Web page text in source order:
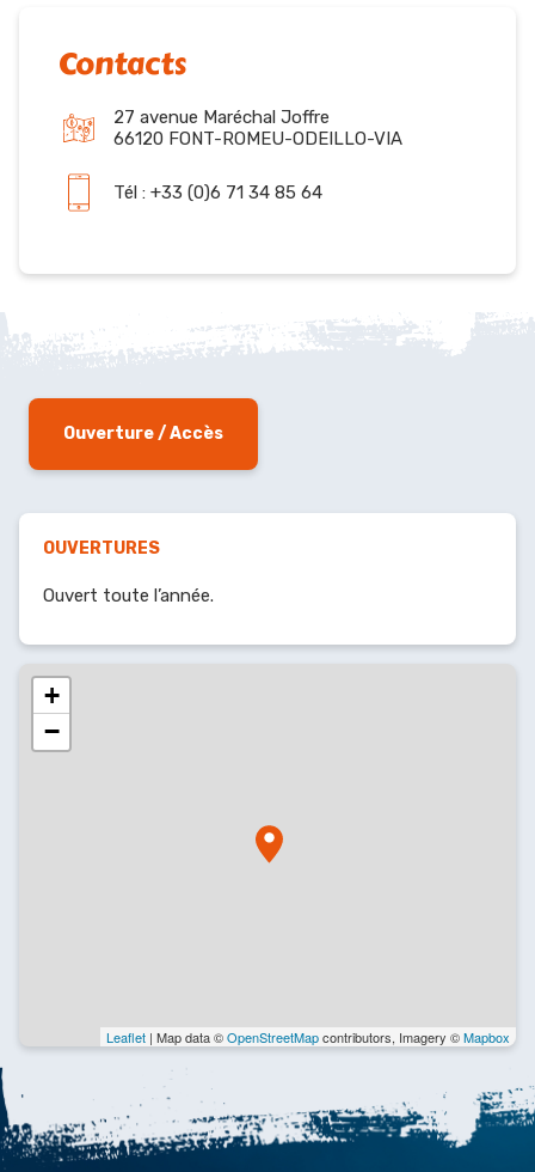
Contacts
27 avenue Maréchal Joffre
66120 FONT-ROMEU-ODEILLO-VIA
Tél : +33 (0)6 71 34 85 64
Ouverture / Accès
OUVERTURES
Ouvert toute l’année.
+
−
Leaflet | Map data ©OpenStreetMapcontributors, Imagery ©Mapbox